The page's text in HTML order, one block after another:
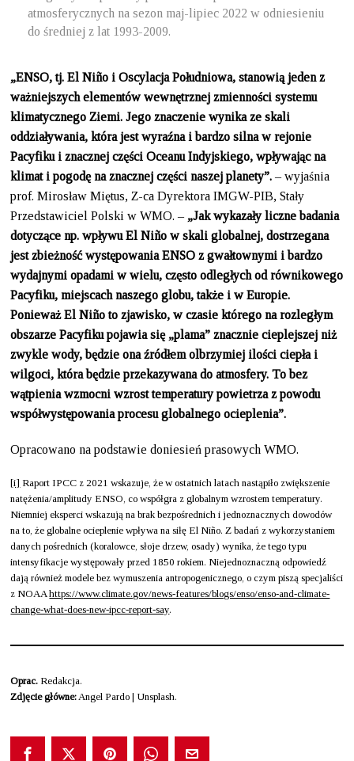
atmosferycznych na sezon maj-lipiec 2022 w odniesieniu
do średniej z lat 1993-2009.
„ENSO, tj. ElNiñoi Oscylacja Południowa, stanowią jeden z
ważniejszych elementów wewnętrznej zmienności systemu
klimatycznego Ziemi. Jego znaczenie wynika ze skali
oddziaływania, która jest wyraźna i bardzo silna w rejonie
Pacyfiku i znacznej części Oceanu Indyjskiego, wpływając na
klimat i pogodę na znacznej części naszej planety”. – wyjaśnia
prof. Mirosław Miętus, Z-ca Dyrektora IMGW-PIB, Stały
Przedstawiciel Polski w WMO. – „Jak wykazały liczne badania
dotyczące np. wpływu ElNiñow skali globalnej, dostrzegana
jest zbieżność występowania ENSO z gwałtownymi i bardzo
wydajnymi opadami w wielu, często odległych od równikowego
Pacyfiku, miejscach naszego globu, także i w Europie.
Ponieważ ElNiñoto zjawisko, w czasie którego na rozległym
obszarze Pacyfiku pojawia się „plama” znacznie cieplejszej niż
zwykle wody, będzie ona źródłem olbrzymiej ilości ciepła i
wilgoci, która będzie przekazywana do atmosfery. To bez
wątpienia wzmocni wzrost temperatury powietrza z powodu
współwystępowania procesu globalnego ocieplenia”.
Opracowano na podstawie doniesień prasowych WMO.
[i] Raport IPCC z 2021 wskazuje, że w ostatnich latach nastąpiło zwiększenie
natężenia/amplitudy ENSO, co współgra z globalnym wzrostem temperatury.
Niemniej eksperci wskazują na brak bezpośrednich i jednoznacznych dowodów
na to, że globalne ocieplenie wpływa na siłę El Niño. Z badań z wykorzystaniem
danych pośrednich (koralowce, słoje drzew, osady) wynika, że tego typu
intensyfikacje występowały przed 1850 rokiem. Niejednoznaczną odpowiedź
dają również modele bez wymuszenia antropogenicznego, o czym piszą specjaliści
z NOAAhttps://www.climate.gov/news-features/blogs/enso/enso-and-climate-
change-what-does-new-ipcc-report-say.
Oprac. Redakcja.
Zdjęcie główne:Angel Pardo | Unsplash.